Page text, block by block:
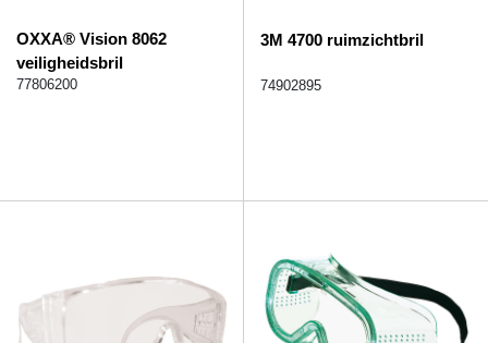
OXXA® Vision 8062
veiligheidsbril
77806200
3M 4700 ruimzichtbril
74902895